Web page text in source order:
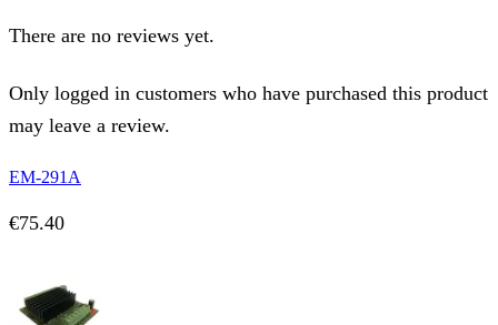
There are no reviews yet.
Only logged in customers who have purchased this product
may leave a review.
EM-291A
€75.40